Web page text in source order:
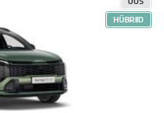
HÜBRIID